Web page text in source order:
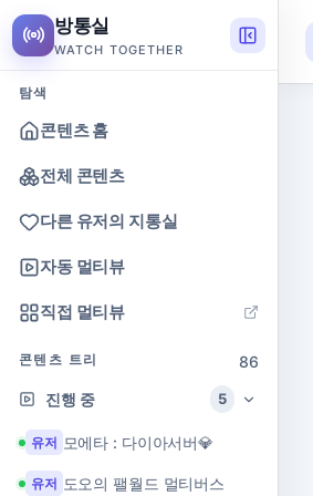
방통실
WATCH TOGETHER
탐색
콘텐츠 홈
전체 콘텐츠
다른 유저의 지통실
자동 멀티뷰
직접 멀티뷰
콘텐츠 트리
86
진행 중
5
유저 모에타 : 다이아서버💎
유저 도오의 팰월드 멀티버스